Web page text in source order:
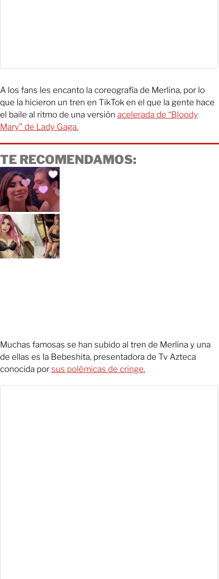
A los fans les encanto la coreografía de Merlina, por lo
que la hicieron un tren en TikTok en el que la gente hace
el baile al ritmo de una versión acelerada de “Bloody
Mary” de Lady Gaga.
TE RECOMENDAMOS:
Muchas famosas se han subido al tren de Merlina y una
de ellas es la Bebeshita, presentadora de Tv Azteca
conocida por sus polémicas de cringe.